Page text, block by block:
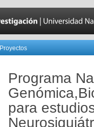
Proyectos
Programa
para